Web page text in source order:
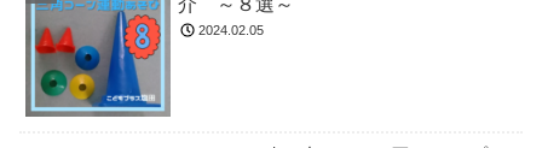
介 ～８選～
2024.02.05